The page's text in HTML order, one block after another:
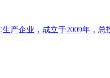
产企业，成立于2009年，总